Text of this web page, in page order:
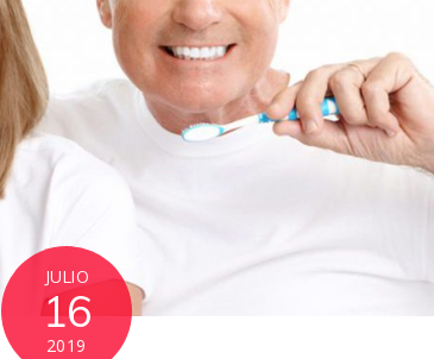
JULIO
16
2019